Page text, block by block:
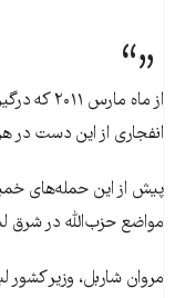
از ماه
انفجاری از اين دست
پيش از اين حمله‌های
مواضع حزب‌الله در شرق
مروان شاربل، وزير کشور